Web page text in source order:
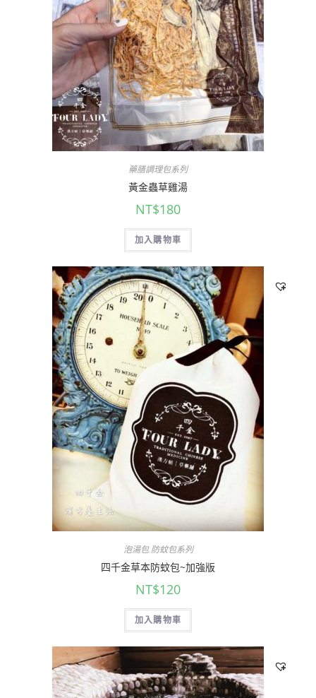
藥膳調理包系列
黃金蟲草雞湯
NT$180
加入購物車
泡湯包.防蚊包系列
四千金草本防蚊包~加強版
NT$120
加入購物車